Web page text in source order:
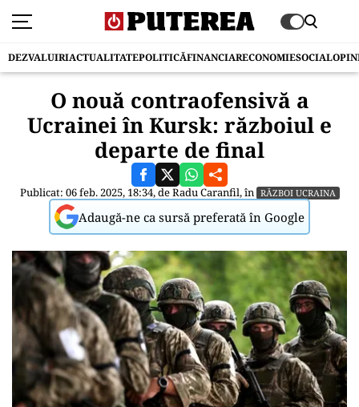
DEZVALUIRIACTUALITATEPOLITICĂFINANCIARECONOMIESOCIAL
O nouă contraofensivă a
Ucrainei în Kursk: războiul e
departe de final
Publicat: 06 feb. 2025, 18:34, deRadu Caranfil, în RĂZBOI UCRAINA
Adaugă-ne ca sursă preferată în Google